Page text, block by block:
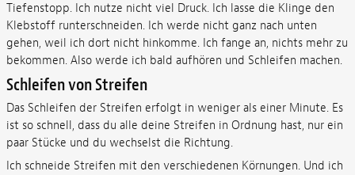
Tiefenstopp. Ich nutze nicht viel Druck. Ich lasse die Klinge den
Klebstoff runterschneiden. Ich werde nicht ganz nach unten
gehen, weil ich dort nicht hinkomme. Ich fange an, nichts mehr zu
bekommen. Also werde ich bald aufhören und Schleifen machen.
Schleifen von Streifen
Das Schleifen der Streifen erfolgt in weniger als einer Minute. Es
ist so schnell, dass du alle deine Streifen in Ordnung hast, nur ein
paar Stücke und du wechselst die Richtung.
Ich schneide Streifen mit den verschiedenen Körnungen. Und ich